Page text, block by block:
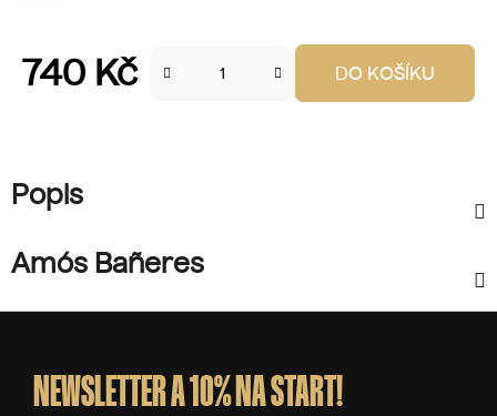
740 Kč DO KOŠÍKU
Popis
Amós Bañeres
NEWSLETTER A 10% NA START!